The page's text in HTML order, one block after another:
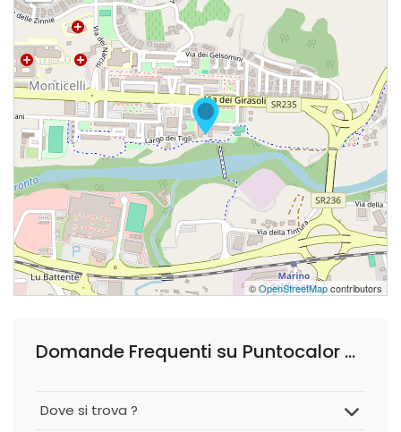
©OpenStreetMapcontributors
Domande Frequenti su Puntocalor S.n.c.
Dove si trova ?